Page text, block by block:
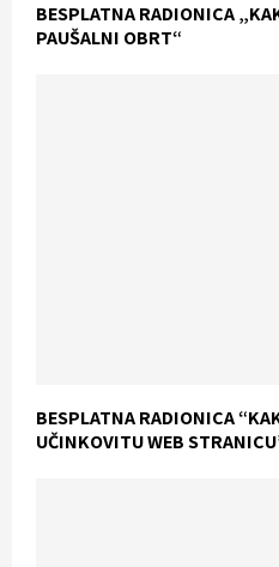
BESPLATNA RADIONICA
PAUŠALNI OBRT“
BESPLATNA RADIONICA
UČINKOVITU WEB